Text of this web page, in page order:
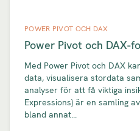
POWER PIVOT OCH DAX
Power Pivot och DAX-
Med Power Pivot och DAX
data, visualisera stordata
analyser för att få viktiga
Expressions) är en samling
bland annat...